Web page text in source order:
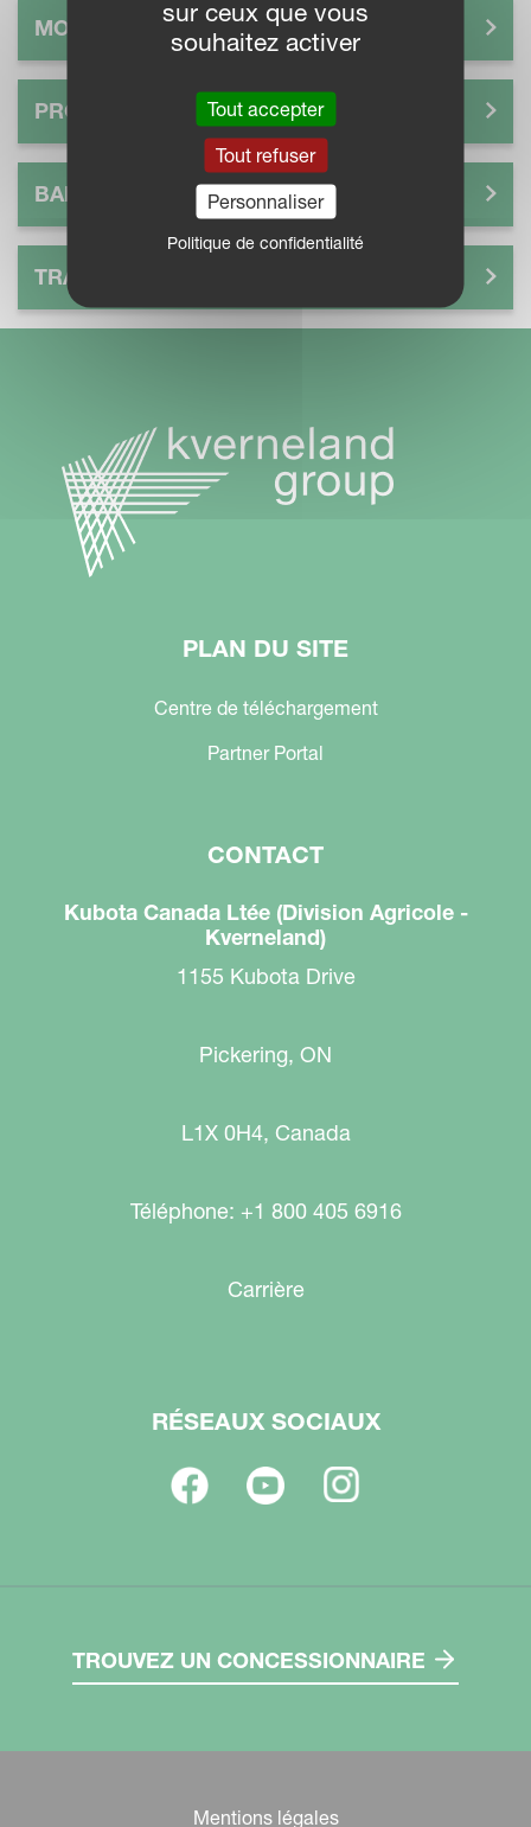
MOW
PROCESS
BALE
TRANSPORT
PLAN DU SITE
Centre de téléchargement
Partner Portal
CONTACT
Kubota Canada Ltée (Division Agricole -
Kverneland)
1155 Kubota Drive
Pickering, ON
L1X 0H4, Canada
Téléphone: +1 800 405 6916
Carrière
RÉSEAUX SOCIAUX
TROUVEZ UN CONCESSIONNAIRE
Mentions légales
sur ceux que vous
souhaitez activer
Tout accepter
Tout refuser
Personnaliser
Politique de confidentialité